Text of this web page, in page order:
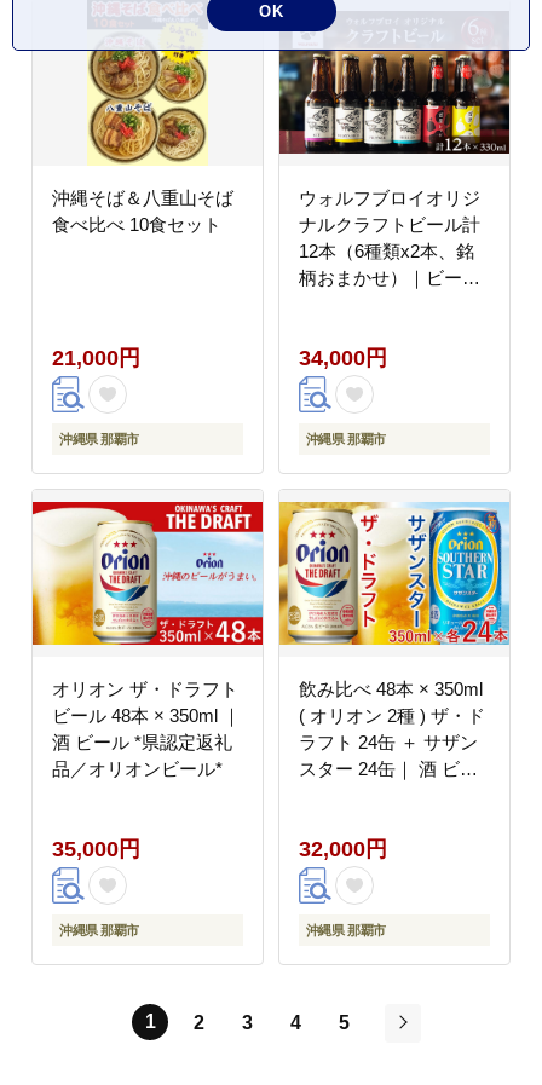
沖縄そば＆八重山そば
食べ比べ 10食セット
21,000円
沖縄県 那覇市
ウォルフブロイオリジ
ナルクラフトビール計
12本（6種類x2本、銘
柄おまかせ）｜ビール
品 ドイツ ジャーマンス
タイル 本場ドイツ 瓶ビ
ール
34,000円
沖縄県 那覇市
オリオン ザ・ドラフト
ビール 48本 × 350ml ｜
酒 ビール *県認定返礼
品／オリオンビール*
35,000円
沖縄県 那覇市
飲み比べ 48本 × 350ml
( オリオン 2種 ) ザ・ド
ラフト 24缶 ＋ サザン
スター 24缶｜ 酒 ビー
32,000円
沖縄県 那覇市
1 2 3 4
5
OK